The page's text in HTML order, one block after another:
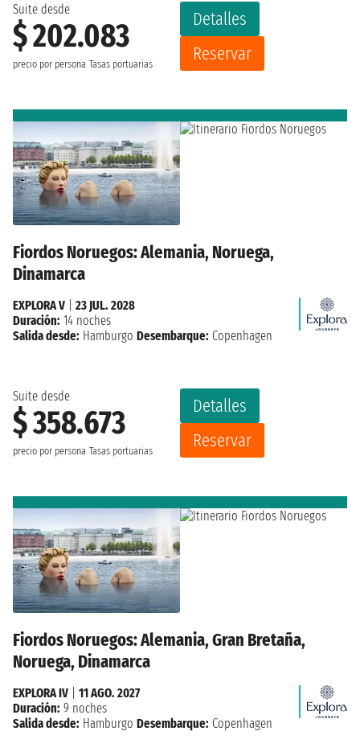
Suite desde
$ 202.083
precio por persona Tasas portuarias
Detalles
Reservar
Fiordos Noruegos: Alemania, Noruega,
Dinamarca
Suite desde
$ 358.673
precio por persona Tasas portuarias
Detalles
Reservar
EXPLORA V
23 JUL. 2028
Duración: 14 noches
Salida desde: Hamburgo Desembarque: Copenhagen
Fiordos Noruegos: Alemania, Gran Bretaña,
Noruega, Dinamarca
EXPLORA IV
11 AGO. 2027
Duración: 9 noches
Salida desde: Hamburgo Desembarque: Copenhagen